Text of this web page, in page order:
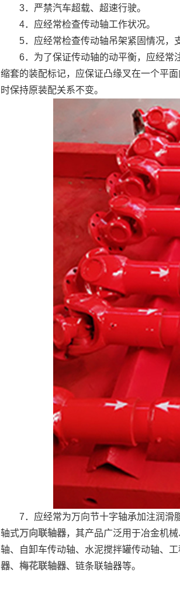
3．严禁汽车超载、超速行驶。
4．应经常检查传动轴工作状况。
5．应经常检查传动轴吊架紧固情况，
6．为了保证传动轴的动平衡，应经常
缩套的装配标记，应保证凸缘叉在一个平
时保持原装配关系不变。
7．应经常为万向节十字轴承加注润滑
轴式万向联轴器，其产品广泛用于冶金机
轴、自卸车传动轴、水泥搅拌罐传动轴、
器、梅花联轴器、链条联轴器等。